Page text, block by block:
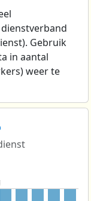
Gebruik
in aantal
weer te